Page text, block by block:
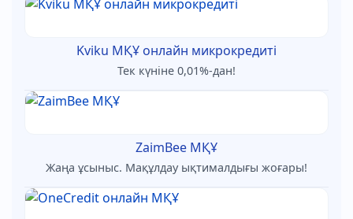
Kviku МҚҰ онлайн микрокредиті
Тек күніне 0,01%-дан!
ZaimBee МҚҰ
Жаңа ұсыныс. Мақұлдау ықтималдығы жоғары!